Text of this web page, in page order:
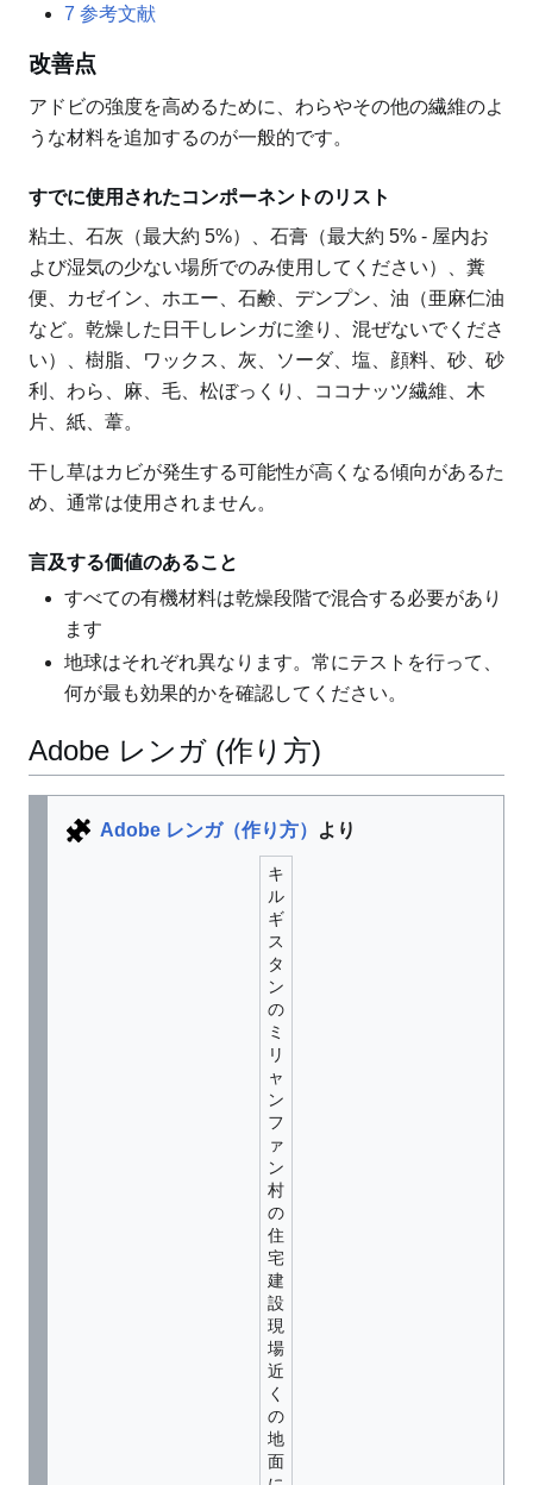
7 参考文献
改善点
アドビの強度を高めるために、わらやその他の繊維のよ
うな材料を追加するのが一般的です。
すでに使用されたコンポーネントのリスト
粘土、石灰（最大約 5%）、石膏（最大約 5% - 屋内お
よび湿気の少ない場所でのみ使用してください）、糞
便、カゼイン、ホエー、石鹸、デンプン、油（亜麻仁油
など。乾燥した日干しレンガに塗り、混ぜないでくださ
い）、樹脂、ワックス、灰、ソーダ、塩、顔料、砂、砂
利、わら、麻、毛、松ぼっくり、ココナッツ繊維、木
片、紙、葦。
干し草はカビが発生する可能性が高くなる傾向があるた
め、通常は使用されません。
言及する価値のあること
すべての有機材料は乾燥段階で混合する必要があり
ます
地球はそれぞれ異なります。常にテストを行って、
何が最も効果的かを確認してください。
Adobe レンガ (作り方)
Adobe レンガ（作り方） より
キ
ル
ギ
ス
タ
ン
の
ミ
リ
ャ
ン
フ
ァ
ン
村
の
住
宅
建
設
現
場
近
く
の
地
面